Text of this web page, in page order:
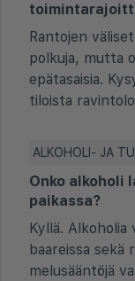
Rantojen
polkuja, mutta
epätasaisia.
tiloista
ALKOHOLI- JA
Onko alkoholi
paikassa?
Kyllä. Alkoholia
baareissa sekä
melusääntöjä